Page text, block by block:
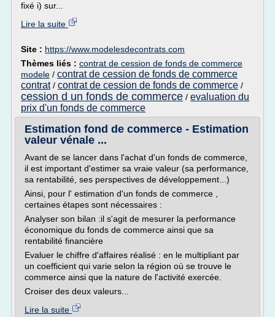
fixé i) sur...
Lire la suite
Site : https://www.modelesdecontrats.com
Thèmes liés : contrat de cession de fonds de commerce
modele / contrat de cession de fonds de commerce
contrat/ contrat de cession de fonds de commerce /
cession d un fonds de commerce / evaluation du
prix d'un fonds de commerce
Estimation fond de commerce - Estimation
valeur vénale ...
Avant de se lancer dans l'achat d'un fonds de commerce,
il est important d'estimer sa vraie valeur (sa performance,
sa rentabilité, ses perspectives de développement...)
Ainsi, pour l' estimation d'un fonds de commerce ,
certaines étapes sont nécessaires :
Analyser son bilan :il s'agit de mesurer la performance
économique du fonds de commerce ainsi que sa
rentabilité financière
Evaluer le chiffre d'affaires réalisé : en le multipliant par
un coefficient qui varie selon la région où se trouve le
commerce ainsi que la nature de l'activité exercée.
Croiser des deux valeurs...
Lire la suite